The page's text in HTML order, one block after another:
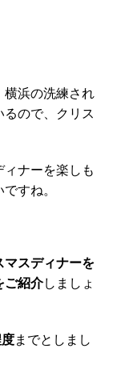
横浜の洗練され
ので、クリス
ナーを楽しも
すね。
マスディナーを
ご紹介しましょ
までとしまし